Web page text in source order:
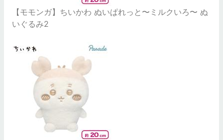
【モモンガ】ちいかわ ぬいぱれっと〜ミルクいろ〜 ぬ
いぐるみ2